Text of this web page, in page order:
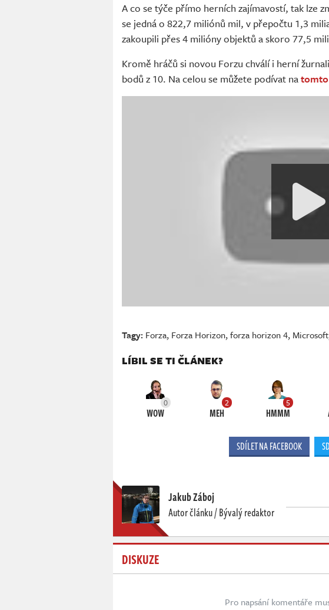
A co se týče přímo herních zajímavostí, tak lze
se jedná o 822,7 miliónů mil, v přepočtu 1,3
zakoupili přes 4 milióny objektů a skoro 77,5
Kromě hráčů si novou Forzu chválí i herní
bodů z 10. Na celou se můžete podívat na
Tagy: Forza, Forza Horizon,forza horizon 4, Microsoft
LÍBIL SE TI ČLÁNEK?
0
WOW
2
MEH
5
HMMM
SDÍLET NA FACEBOOK
Jakub Záboj
Autor článku / Bývalý redaktor
DISKUZE
Pro napsání komentáře